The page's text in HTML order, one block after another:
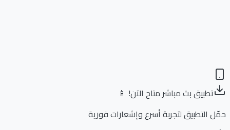
تطبيق بث مباشر متاح الآن! 📱
التطبيق لتجربة أسرع وإشعارات فورية